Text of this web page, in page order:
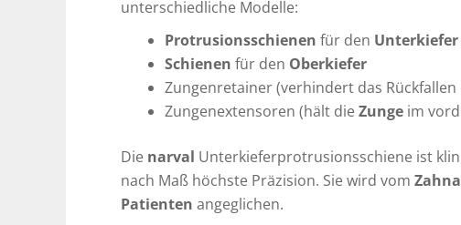
unterschiedliche Modelle:
Protrusionsschienen für den Unterkiefer
Schienen für den Oberkiefer
Zungenretainer (verhindert das Rückfallen
Zungenextensoren (hält die Zunge im
Die narval Unterkieferprotrusionsschiene ist
nach Maß höchste Präzision. Sie wird vom
Patienten angeglichen.